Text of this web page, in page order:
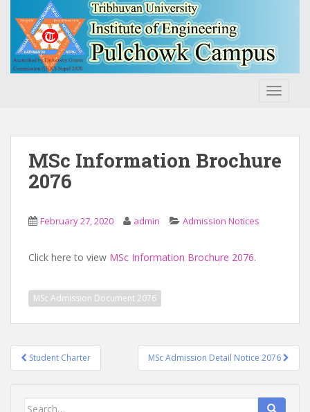
MSc Information Brochure
2076
February 27, 2020 admin Admission Notices
Click here to view MSc Information Brochure 2076.
MSc Admission Document 2076
Post
navigation
Student Charter MSc Admission Detail Notice 2076
Search